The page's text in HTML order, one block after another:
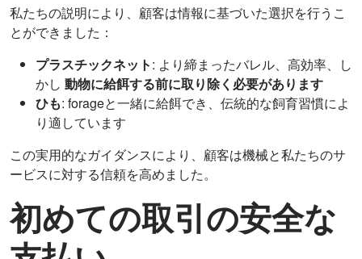
私たちの説明により、顧客は情報に基づいた選択を行うこ
とができました：
プラスチックネット: より締まったバレル、高効率、し
かし 動物に給餌する前に取り除く必要があります
ひも: forageと一緒に給餌でき、伝統的な飼育習慣によ
り適しています
この実用的なガイダンスにより、顧客は機械と私たちのサ
ービスに対する信頼を高めました。
初めての取引の安全な